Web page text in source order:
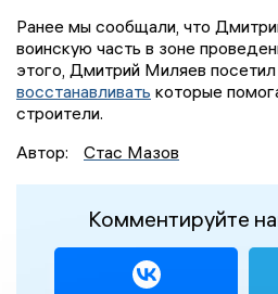
Ранее мы сообщали, что
воинскую часть в зоне
этого, Дмитрий Миляев
восстанавливать которые
строители.
Автор:
Стас Мазов
Комментируйте